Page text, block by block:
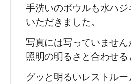
手洗いのボウルも水ハ
いただきました。
写真には写っていませ
照明の明るさと合わせる
グッと明るいレストルー